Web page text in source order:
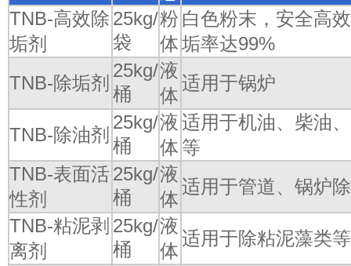
TNB-高效除
垢剂
25kg/
袋
粉
体
白色粉末，安全高
垢率达99%
TNB-除垢剂
25kg/
桶
液
体
适用于锅炉
TNB-除油剂
25kg/
桶
液
体
适用于机油、柴油
等
TNB-表面活
性剂
25kg/
桶
液
体
适用于管道、锅炉
TNB-粘泥剥
离剂
25kg/
桶
液
体
适用于除粘泥藻类等